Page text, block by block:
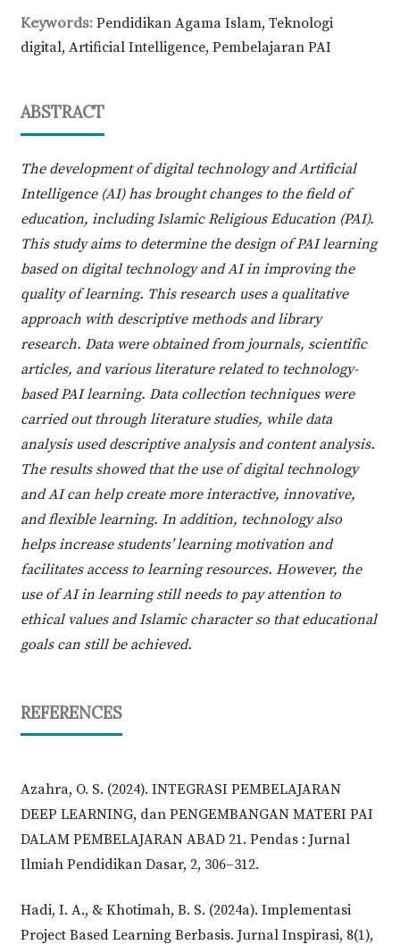
Keywords: Pendidikan Agama Islam, Teknologi
digital, Artificial Intelligence, Pembelajaran PAI
ABSTRACT
The development of digital technology and Artificial
Intelligence (AI) has brought changes to the field of
education, including Islamic Religious Education (PAI).
This study aims to determine the design of PAI learning
based on digital technology and AI in improving the
quality of learning. This research uses a qualitative
approach with descriptive methods and library
research. Data were obtained from journals, scientific
articles, and various literature related to technology-
based PAI learning. Data collection techniques were
carried out through literature studies, while data
analysis used descriptive analysis and content analysis.
The results showed that the use of digital technology
and AI can help create more interactive, innovative,
and flexible learning. In addition, technology also
helps increase students’ learning motivation and
facilitates access to learning resources. However, the
use of AI in learning still needs to pay attention to
ethical values and Islamic character so that educational
goals can still be achieved.
REFERENCES
Azahra, O. S. (2024). INTEGRASI PEMBELAJARAN
DEEP LEARNING, dan PENGEMBANGAN MATERI PAI
DALAM PEMBELAJARAN ABAD 21. Pendas : Jurnal
Ilmiah Pendidikan Dasar, 2, 306–312.
Hadi, I. A., & Khotimah, B. S. (2024a). Implementasi
Project Based Learning Berbasis. Jurnal Inspirasi, 8(1),